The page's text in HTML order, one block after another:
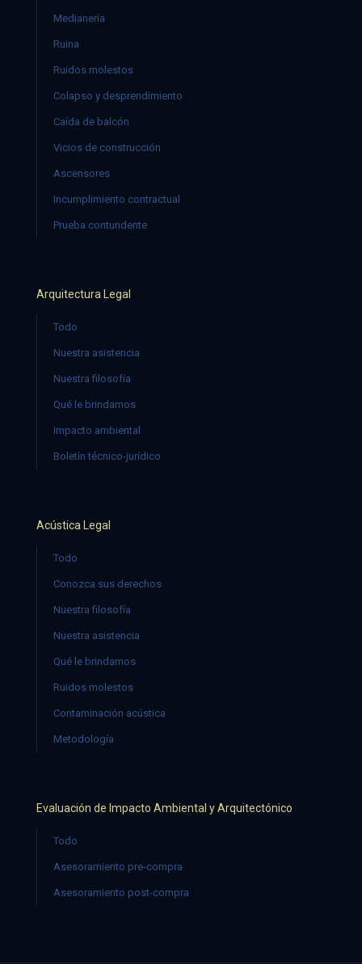
Medianería
Ruina
Ruidos molestos
Colapso y desprendimiento
Caída de balcón
Vicios de construcción
Ascensores
Incumplimiento contractual
Prueba contundente
Arquitectura Legal
Todo
Nuestra asistencia
Nuestra filosofía
Qué le brindamos
Impacto ambiental
Boletín técnico-jurídico
Acústica Legal
Todo
Conozca sus derechos
Nuestra filosofía
Nuestra asistencia
Qué le brindamos
Ruidos molestos
Contaminación acústica
Metodología
Evaluación de Impacto Ambiental y Arquitectónico
Todo
Asesoramiento pre-compra
Asesoramiento post-compra